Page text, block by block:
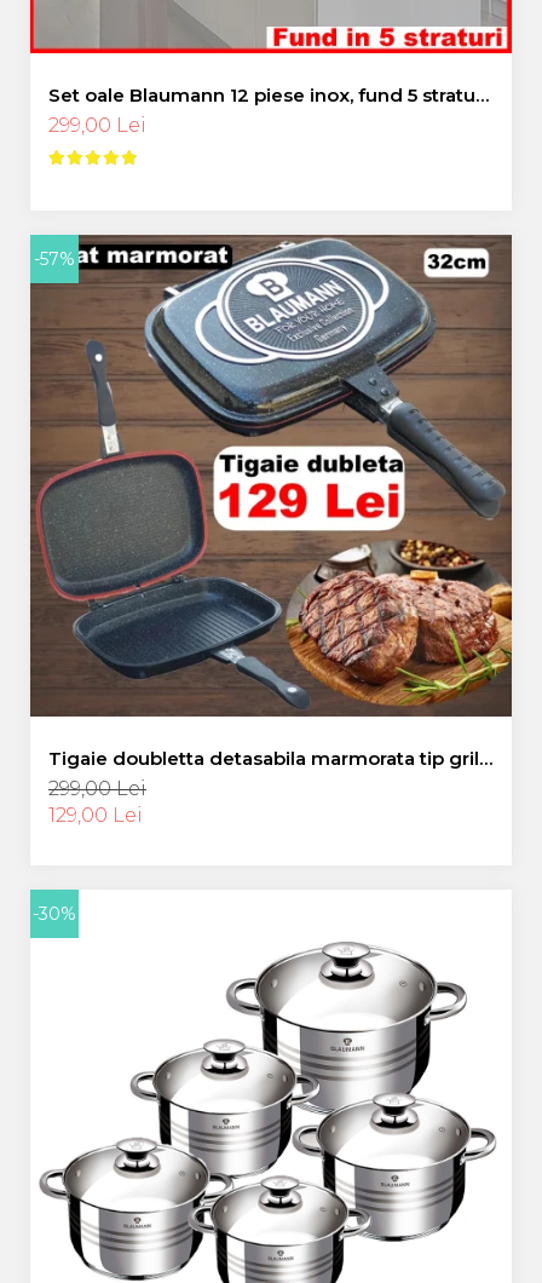
Set oale Blaumann 12 piese inox, fund 5 straturi,
capace sticla termorezistenta
299,00 Lei
-57%
Tigaie doubletta detasabila marmorata tip grilll,
BLAUMANN 32 cm
299,00 Lei
129,00 Lei
-30%